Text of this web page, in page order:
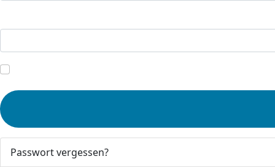
Passwort vergessen?